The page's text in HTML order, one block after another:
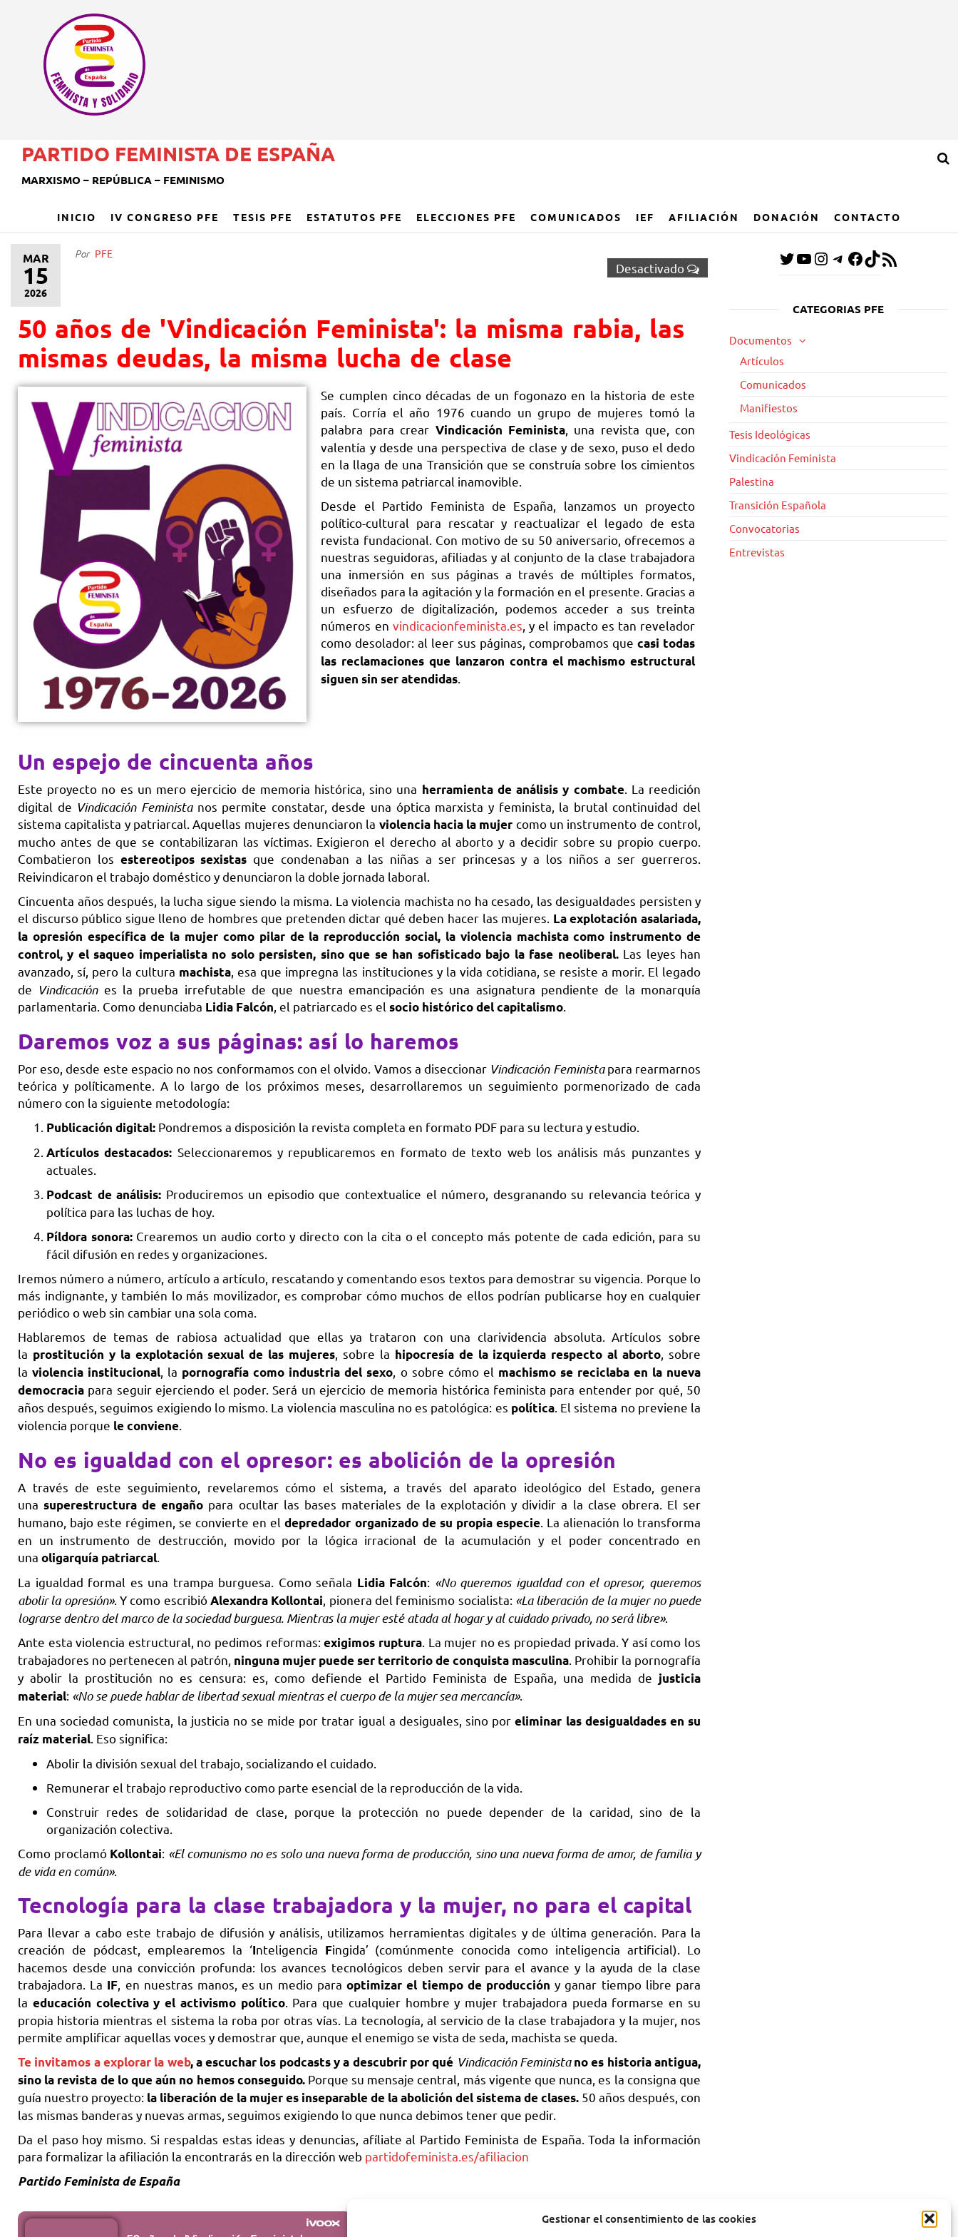
Gestionar el consentimiento de las cookies
PARTIDO FEMINISTA DE ESPAÑA
MARXISMO – REPÚBLICA – FEMINISMO
INICIO IV CONGRESO PFE TESIS PFE ESTATUTOS PFE ELECCIONES PFE COMUNICADOS IEF AFILIACIÓN DONACIÓN CONTACTO
MAR
15
2026
Desactivado
Por PFE
50 años de 'Vindicación Feminista': la misma rabia, las
mismas deudas, la misma lucha de clase
Se cumplen cinco décadas de un fogonazo en la historia de este
país. Corría el año 1976 cuando un grupo de mujeres tomó la
palabra para crear Vindicación Feminista, una revista que, con
valentía y desde una perspectiva de clase y de sexo, puso el dedo
en la llaga de una Transición que se construía sobre los cimientos
de un sistema patriarcal inamovible.
Desde el Partido Feminista de España, lanzamos un proyecto
político-cultural para rescatar y reactualizar el legado de esta
revista fundacional. Con motivo de su 50 aniversario, ofrecemos a
nuestras seguidoras, afiliadas y al conjunto de la clase trabajadora
una inmersión en sus páginas a través de múltiples formatos,
diseñados para la agitación y la formación en el presente. Gracias a
un esfuerzo de digitalización, podemos acceder a sus treinta
números en vindicacionfeminista.es , y el impacto es tan revelador
como desolador: al leer sus páginas, comprobamos quecasi todas
las reclamaciones que lanzaron contra el machismo estructural
siguen sin ser atendidas
Un espejo de cincuenta años
Este proyecto no es un mero ejercicio de memoria histórica, sino una herramienta de análisis y combate. La reedición
digital de Vindicación Feministanos permite constatar, desde una óptica marxista y feminista, la brutal continuidad del
sistema capitalista y patriarcal. Aquellas mujeres denunciaron la violencia hacia la mujer como un instrumento de control,
mucho antes de que se contabilizaran las víctimas. Exigieron el derecho al aborto y a decidir sobre su propio cuerpo.
Combatieron los estereotipos sexistas que condenaban a las niñas a ser princesas y a los niños a ser guerreros.
Reivindicaron el trabajo doméstico y denunciaron la doble jornada laboral.
Cincuenta años después, la lucha sigue siendo la misma. La violencia machista no ha cesado, las desigualdades persisten y
el discurso público sigue lleno de hombres que pretenden dictar qué deben hacer las mujeres. La explotación asalariada,
la opresión específica de la mujer como pilar de la reproducción social, la violencia machista como instrumento de
control, y el saqueo imperialista no solo persisten, sino que se han sofisticado bajo la fase neoliberal.Las leyes han
avanzado, sí, pero la cultura machista , esa que impregna las instituciones y la vida cotidiana, se resiste a morir. El legado
de Vindicaciónes la prueba irrefutable de que nuestra emancipación es una asignatura pendiente de la monarquía
parlamentaria. Como denunciaba Lidia Falcón , el patriarcado es el socio histórico del capitalismo
Daremos voz a sus páginas: así lo haremos
Por eso, desde este espacio no nos conformamos con el olvido. Vamos a diseccionar Vindicación Feministapara rearmarnos
teórica y políticamente. A lo largo de los próximos meses, desarrollaremos un seguimiento pormenorizado de cada
número con la siguiente metodología:
Publicación digital: Pondremos a disposición la revista completa en formato PDF para su lectura y estudio.
Artículos destacados: Seleccionaremos y republicaremos en formato de texto web los análisis más punzantes y
actuales.
Podcast de análisis: Produciremos un episodio que contextualice el número, desgranando su relevancia teórica y
política para las luchas de hoy.
Píldora sonora:Crearemos un audio corto y directo con la cita o el concepto más potente de cada edición, para su
fácil difusión en redes y organizaciones.
Iremos número a número, artículo a artículo, rescatando y comentando esos textos para demostrar su vigencia. Porque lo
más indignante, y también lo más movilizador, es comprobar cómo muchos de ellos podrían publicarse hoy en cualquier
periódico o web sin cambiar una sola coma.
Hablaremos de temas de rabiosa actualidad que ellas ya trataron con una clarividencia absoluta. Artículos sobre
la prostitución y la explotación sexual de las mujeres , sobre la hipocresía de la izquierda respecto al aborto , sobre
laviolencia institucional , la pornografía como industria del sexo , o sobre cómo el machismo se reciclaba en la nueva
democracia para seguir ejerciendo el poder. Será un ejercicio de memoria histórica feminista para entender por qué, 50
años después, seguimos exigiendo lo mismo. La violencia masculina no es patológica: es política. El sistema no previene la
violencia porque le conviene
No es igualdad con el opresor: es abolición de la opresión
A través de este seguimiento, revelaremos cómo el sistema, a través del aparato ideológico del Estado, genera
una superestructura de engaño para ocultar las bases materiales de la explotación y dividir a la clase obrera. El ser
humano, bajo este régimen, se convierte en eldepredador organizado de su propia especie. La alienación lo transforma
en un instrumento de destrucción, movido por la lógica irracional de la acumulación y el poder concentrado en
una oligarquía patriarcal
La igualdad formal es una trampa burguesa. Como señala Lidia Falcón: «No queremos igualdad con el opresor, queremos
abolir la opresión». Y como escribióAlexandra Kollontai , pionera del feminismo socialista: «La liberación de la mujer no puede
lograrse dentro del marco de la sociedad burguesa. Mientras la mujer esté atada al hogar y al cuidado privado, no será libre».
Ante esta violencia estructural, no pedimos reformas:exigimos ruptura. La mujer no es propiedad privada. Y así como los
trabajadores no pertenecen al patrón, ninguna mujer puede ser territorio de conquista masculina . Prohibir la pornografía
y abolir la prostitución no es censura: es, como defiende el Partido Feminista de España, una medida de justicia
material: «No se puede hablar de libertad sexual mientras el cuerpo de la mujer sea mercancía».
En una sociedad comunista, la justicia no se mide por tratar igual a desiguales, sino poreliminar las desigualdades en su
raíz material . Eso significa:
Abolir la división sexual del trabajo, socializando el cuidado.
Remunerar el trabajo reproductivo como parte esencial de la reproducción de la vida.
Construir redes de solidaridad de clase, porque la protección no puede depender de la caridad, sino de la
organización colectiva.
Como proclamó Kollontai: «El comunismo no es solo una nueva forma de producción, sino una nueva forma de amor, de familia y
de vida en común».
Tecnología para la clase trabajadora y la mujer, no para el capital
Para llevar a cabo este trabajo de difusión y análisis, utilizamos herramientas digitales y de última generación. Para la
creación de pódcast, emplearemos la ‘Inteligencia Fingida’ (comúnmente conocida como inteligencia artificial). Lo
hacemos desde una convicción profunda: los avances tecnológicos deben servir para el avance y la ayuda de la clase
trabajadora. La IF , en nuestras manos, es un medio paraoptimizar el tiempo de producción y ganar tiempo libre para
la educación colectiva y el activismo político. Para que cualquier hombre y mujer trabajadora pueda formarse en su
propia historia mientras el sistema la roba por otras vías. La tecnología, al servicio de la clase trabajadora y la mujer, nos
permite amplificar aquellas voces y demostrar que, aunque el enemigo se vista de seda, machista se queda.
Te invitamos a explorar la web, a escuchar los podcasts y a descubrir por qué Vindicación Feministano es historia antigua,
sino la revista de lo que aún no hemos conseguido.Porque su mensaje central, más vigente que nunca, es la consigna que
guía nuestro proyecto: la liberación de la mujer es inseparable de la abolición del sistema de clases. 50 años después, con
las mismas banderas y nuevas armas, seguimos exigiendo lo que nunca debimos tener que pedir.
Da el paso hoy mismo. Si respaldas estas ideas y denuncias, afíliate al Partido Feminista de España. Toda la información
para formalizar la afiliación la encontrarás en la dirección web partidofeminista.es/afiliacion
Partido Feminista de España
CATEGORIAS PFE
Documentos
Artículos
Comunicados
Manifiestos
Tesis Ideológicas
Vindicación Feminista
Palestina
Transición Española
Convocatorias
Entrevistas